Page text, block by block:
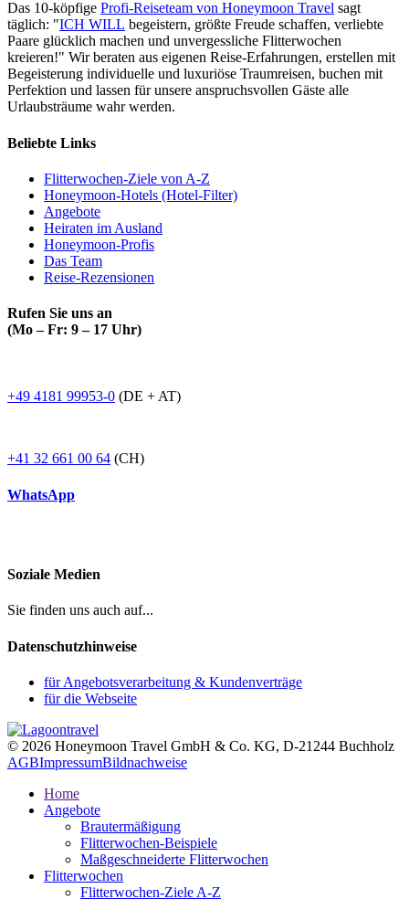
Das 10-köpfige Profi-Reiseteam von Honeymoon Travel sagt
täglich: "ICH WILL begeistern, größte Freude schaffen, verliebte
Paare glücklich machen und unvergessliche Flitterwochen
kreieren!" Wir beraten aus eigenen Reise-Erfahrungen, erstellen mit
Begeisterung individuelle und luxuriöse Traumreisen, buchen mit
Perfektion und lassen für unsere anspruchsvollen Gäste alle
Urlaubsträume wahr werden.
Beliebte Links
Flitterwochen-Ziele von A-Z
Honeymoon-Hotels (Hotel-Filter)
Angebote
Heiraten im Ausland
Honeymoon-Profis
Das Team
Reise-Rezensionen
Rufen Sie uns an
(Mo – Fr: 9 – 17 Uhr)
+49 4181 99953-0 (DE + AT)
+41 32 661 00 64 (CH)
WhatsApp
Soziale Medien
Sie finden uns auch auf...
Datenschutzhinweise
für Angebotsverarbeitung & Kundenverträge
für die Webseite
© 2026 Honeymoon Travel GmbH & Co. KG, D-21244 Buchholz
AGBImpressumBildnachweise
Home
Angebote
Brautermäßigung
Flitterwochen-Beispiele
Maßgeschneiderte Flitterwochen
Flitterwochen
Flitterwochen-Ziele A-Z